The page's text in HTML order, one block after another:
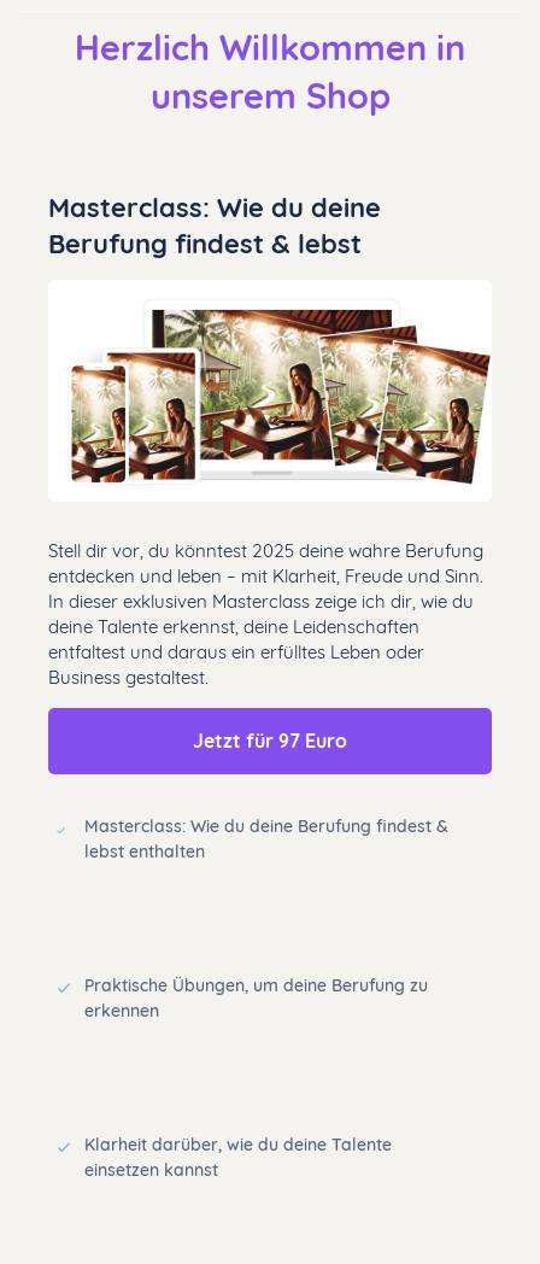
Herzlich Willkommen in
unserem Shop
Masterclass: Wie du deine
Berufung findest & lebst
Stell dir vor, du könntest 2025 deine wahre Berufung
entdecken und leben – mit Klarheit, Freude und Sinn.
In dieser exklusiven Masterclass zeige ich dir, wie du
deine Talente erkennst, deine Leidenschaften
entfaltest und daraus ein erfülltes Leben oder
Business gestaltest.
Jetzt für 97 Euro
Masterclass: Wie du deine Berufung findest &
lebst enthalten
Praktische Übungen, um deine Berufung zu
erkennen
Klarheit darüber, wie du deine Talente
einsetzen kannst